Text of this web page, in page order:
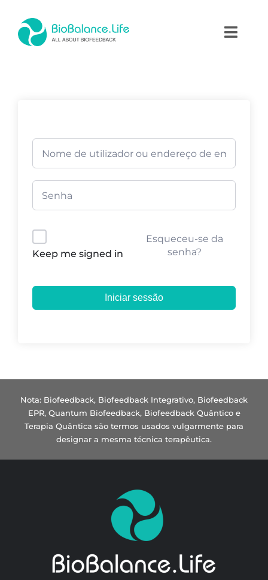
content
Produtos
Blog
Contactos
Keep me signed in
Esqueceu-se da
senha?
Iniciar sessão
Nota: Biofeedback, Biofeedback Integrativo, Biofeedback
EPR, Quantum Biofeedback, Biofeedback Quântico e
Terapia Quântica são termos usados vulgarmente para
designar a mesma técnica terapêutica.